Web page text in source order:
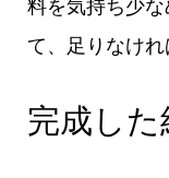
料を気持ち少
て、足りなけれ
完成し